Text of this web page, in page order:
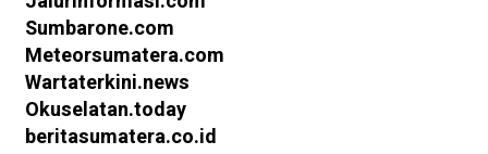
Sumbarone.com
Meteorsumatera.com
Wartaterkini.news
Okuselatan.today
beritasumatera.co.id